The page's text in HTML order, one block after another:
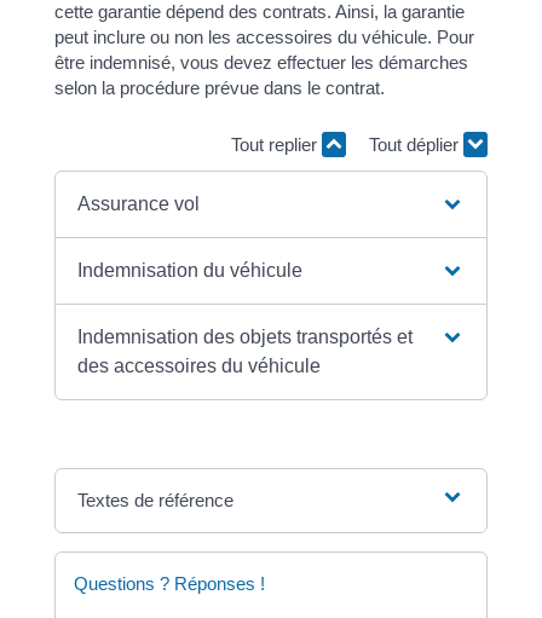
cette garantie dépend des contrats. Ainsi, la garantie
peut inclure ou non les accessoires du véhicule. Pour
être indemnisé, vous devez effectuer les démarches
selon la procédure prévue dans le contrat.
Tout replier Tout déplier
Assurance vol
Indemnisation du véhicule
Indemnisation des objets transportés et
des accessoires du véhicule
Textes de référence
Questions ? Réponses !